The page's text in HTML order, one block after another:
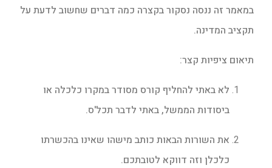
במאמר זה ננסה נסקור בקצרה כמה דברים שחשוב לדעת על
תקציב המדינה.
תיאום ציפיות קצר:
לא באתי להחליף קורס מסודר במקרו כלכלה או
ביסודות הממשל, באתי לדבר תכל'ס.
את השורות הבאות כותב מישהו שאינו בהכשרתו
כלכלן וזה דווקא לטובתכם.